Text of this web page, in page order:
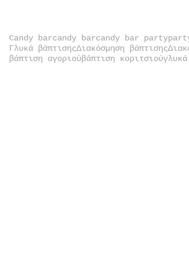
Candy barcandy barcandy bar party
Γλυκά βάπτισηςΔιακόσμηση βάπτισης
βάπτιση αγοριούβάπτιση κοριτσιού